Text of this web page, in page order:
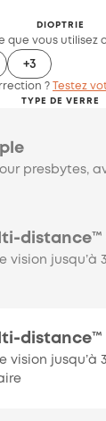
DIOPTRIE
que vous utilisez
+3
? Testez
TYPE DE VERRE
presbytes,
distance™
vision jusqu’à
distance™
vision jusqu’à